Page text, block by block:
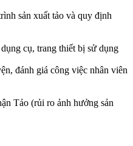
sản xuất tảo và quy định
cụ, trang thiết bị sử dụng
đánh giá công việc nhân viên
Tảo (rủi ro ảnh hưởng sản